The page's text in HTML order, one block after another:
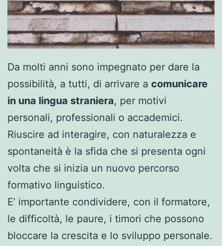
Da molti anni sono impegnato per dare la
possibilità, a tutti, di arrivare a comunicare
in una lingua straniera, per motivi
personali, professionali o accademici.
Riuscire ad interagire, con naturalezza e
spontaneità è la sfida che si presenta ogni
volta che si inizia un nuovo percorso
formativo linguistico.
E’ importante condividere, con il formatore,
le difficoltà, le paure, i timori che possono
bloccare la crescita e lo sviluppo personale.